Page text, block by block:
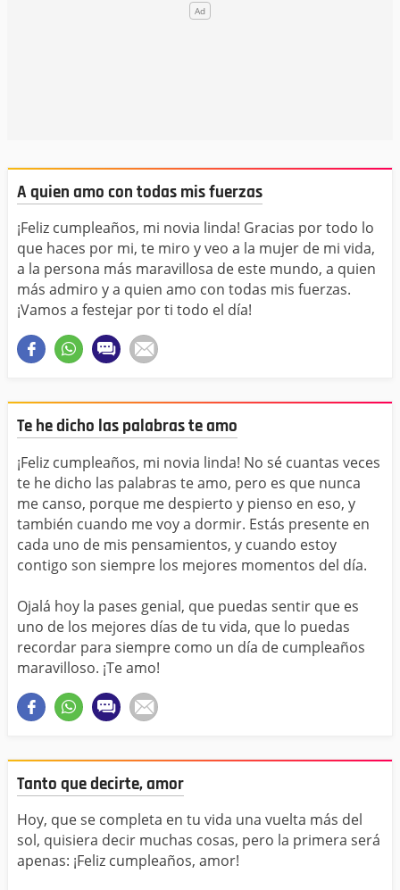
A quien amo con todas mis fuerzas
¡Feliz cumpleaños, mi novia linda! Gracias por todo lo
que haces por mi, te miro y veo a la mujer de mi vida,
a la persona más maravillosa de este mundo, a quien
más admiro y a quien amo con todas mis fuerzas.
¡Vamos a festejar por ti todo el día!
Te he dicho las palabras te amo
¡Feliz cumpleaños, mi novia linda! No sé cuantas veces
te he dicho las palabras te amo, pero es que nunca
me canso, porque me despierto y pienso en eso, y
también cuando me voy a dormir. Estás presente en
cada uno de mis pensamientos, y cuando estoy
contigo son siempre los mejores momentos del día.
Ojalá hoy la pases genial, que puedas sentir que es
uno de los mejores días de tu vida, que lo puedas
recordar para siempre como un día de cumpleaños
maravilloso. ¡Te amo!
Tanto que decirte, amor
Hoy, que se completa en tu vida una vuelta más del
sol, quisiera decir muchas cosas, pero la primera será
apenas: ¡Feliz cumpleaños, amor!